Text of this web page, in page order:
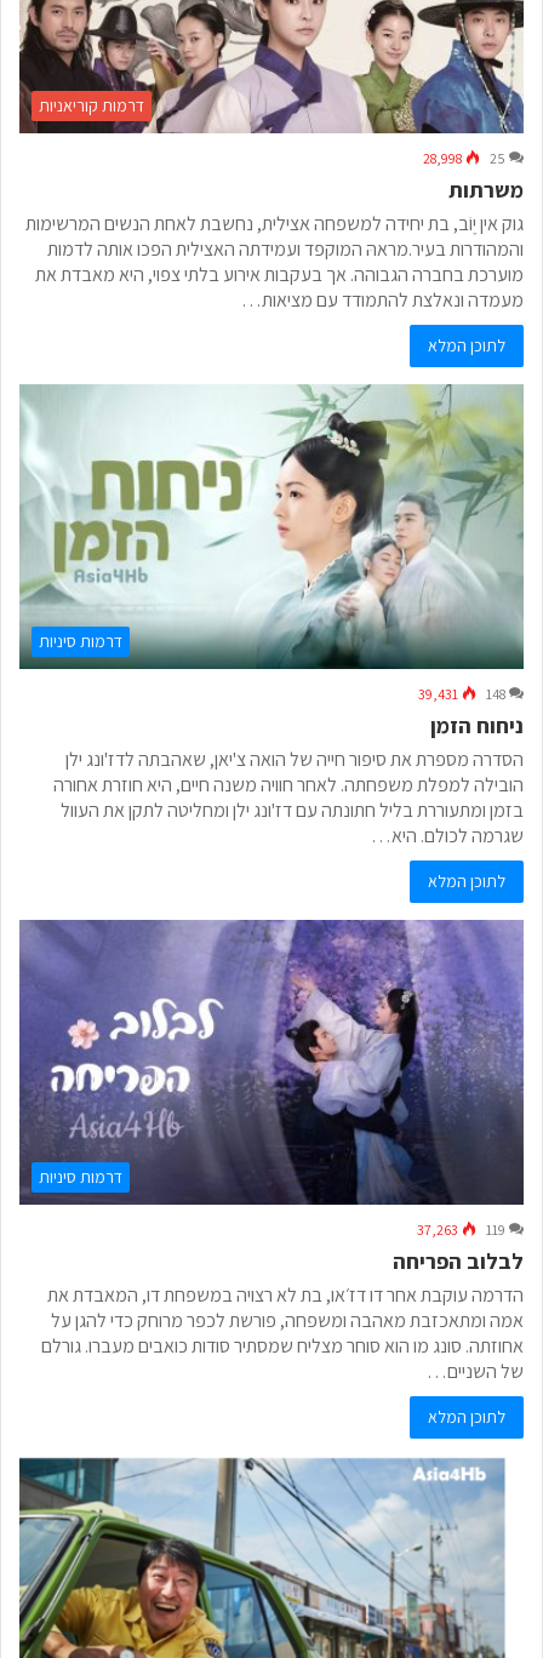
דרמות קוריאניות
25
28,998
משרתות
גוק אין יֶוֹב, בת יחידה למשפחה אצילית, נחשבת לאחת הנשים המרשימות
והמהודרות בעיר.מראהּ המוקפד ועמידתה האצילית הפכו אותה לדמות
מוערכת בחברה הגבוהה. אך בעקבות אירוע בלתי צפוי, היא מאבדת את
מעמדה ונאלצת להתמודד עם מציאות…
לתוכן המלא
דרמות סיניות
148
39,431
ניחוח הזמן
הסדרה מספרת את סיפור חייה של הואה צ'יאן, שאהבתה לדז'ונג ילן
הובילה למפלת משפחתה. לאחר חוויה משנה חיים, היא חוזרת אחורה
בזמן ומתעוררת בליל חתונתה עם דז'ונג ילן ומחליטה לתקן את העוול
שגרמה לכולם. היא…
לתוכן המלא
דרמות סיניות
119
37,263
לבלוב הפריחה
הדרמה עוקבת אחר דו דז׳או, בת לא רצויה במשפחת דו, המאבדת את
אמה ומתאכזבת מאהבה ומשפחה, פורשת לכפר מרוחק כדי להגן על
אחוזתה. סונג מו הוא סוחר מצליח שמסתיר סודות כואבים מעברו. גורלם
של השניים…
לתוכן המלא